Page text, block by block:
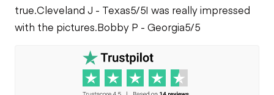
true.Cleveland J - Texas5/5I was really impressed
with the pictures.Bobby P - Georgia5/5